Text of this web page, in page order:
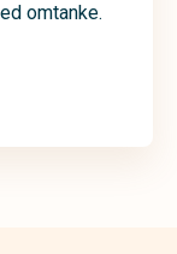
omtanke.